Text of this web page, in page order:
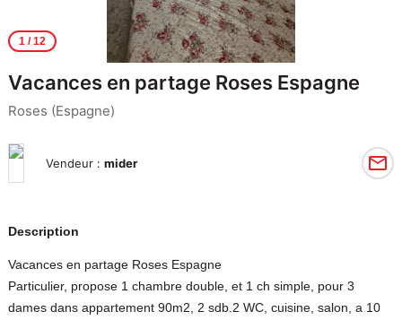
1/ 12
Vacances en partage Roses Espagne
Roses (Espagne)
Vendeur : mider
Description
Vacances en partage Roses Espagne
Particulier, propose 1 chambre double, et 1 ch simple, pour 3
dames dans appartement 90m2, 2 sdb.2 WC, cuisine, salon, a 10